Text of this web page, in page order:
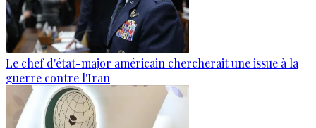
Le chef d'état-major américain chercherait une issue à la
guerre contre l'Iran